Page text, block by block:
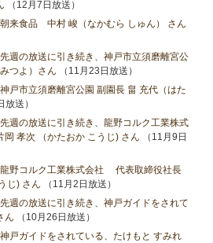
（12月7日放送）
来食品 中村 峻（なかむら しゅん） さん
週の放送に引き続き、神戸市立須磨離宮公
つよ）さん （11月23日放送）
戸市立須磨離宮公園 副園長 畠 充代（はた
放送）
週の放送に引き続き、龍野コルク工業株式
孝次 （かたおか こうじ) さん （11月9日
龍野コルク工業株式会社 代表取締役社長
じ) さん （11月2日放送）
週の放送に引き続き、神戸ガイドをされて
ん （10月26日放送）
戸ガイドをされている、たけもと すみれ